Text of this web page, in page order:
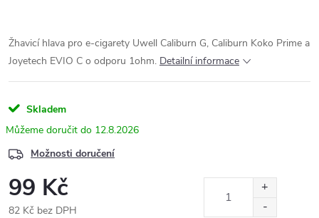
Žhavicí hlava pro e-cigarety Uwell Caliburn G, Caliburn Koko Prime a
Joyetech EVIO C o odporu 1ohm. Detailní informace
Skladem
12.8.2026
Možnosti doručení
99 Kč
82 Kč bez DPH